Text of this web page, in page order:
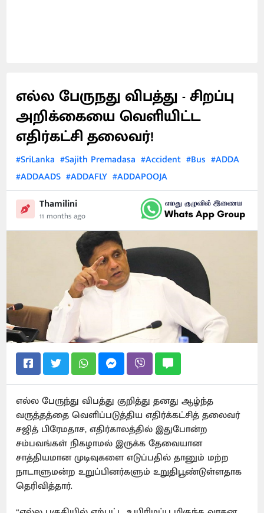
எல்ல பேருநது விபத்து - சிறப்பு
அறிக்கையை வெளியிட்ட
எதிர்கட்சி தலைவர்!
#SriLanka #Sajith Premadasa #Accident #Bus #ADDA
#ADDAADS #ADDAFLY #ADDAPOOJA
Thamilini
11 months ago
எல்ல பேருந்து விபத்து குறித்து தனது ஆழ்ந்த
வருத்தத்தை வெளிப்படுத்திய எதிர்க்கட்சித் தலைவர்
சஜித் பிரேமதாச, எதிர்காலத்தில் இதுபோன்ற
சம்பவங்கள் நிகழாமல் இருக்க தேவையான
சாத்தியமான முடிவுகளை எடுப்பதில் தானும் மற்ற
நாடாளுமன்ற உறுப்பினர்களும் உறுதிபூண்டுள்ளதாக
தெரிவித்தார்.